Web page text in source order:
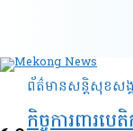
ព័ត៌មានសន្តិសុខ​សង្
កិច្ចការពារប